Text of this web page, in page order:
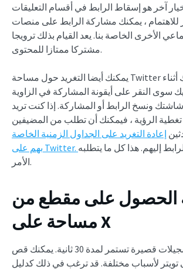
آخر هو إسقاط الرابط في أقسام التعليقات
للاهتمام ، يمكنك مشاركة الرابط على منصات
الأخرى الخاصة بنا. يعد القيام بذلك ترويجا
مشتركا ممتازا للمحتوى.
يمكنك أيضا التغريد حول مساحة Twitter المباشرة الخاصة بك أثناء
سوى النقر على أيقونة المشاركة في الزاوية
ونسخ الرابط أو المشاركة. إذا كنت تريد
تغطية الرؤية ، فيمكنك أن تطلب من المضيفين
إعادة التغريد على الجداول الزمنية الخاصة
بهم على Twitter. إليهم. هذا كل ما يتطلبه
الأمر.
الحصول على مقطع من
مساحة على X
المقاطع عبارة عن تسجيلات قصيرة تستمر لمدة 30 ثانية. يمكنك قص
تويتر لأسباب مختلفة. قد ترغب في ذلك كدليل